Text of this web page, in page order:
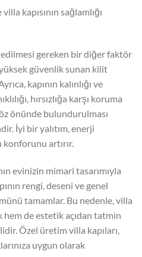
kapısının sağlamlığı
gereken bir diğer faktör
güvenlik sunan kilit
kapının kalınlığı ve
hırsızlığa karşı koruma
önünde bulundurulması
İyi bir yalıtım, enerji
artırır.
evinizin mimari tasarımıyla
rengi, deseni ve genel
tamamlar. Bu nedenle, villa
hem de estetik açıdan tatmin
Özel üretim villa kapıları,
uygun olarak